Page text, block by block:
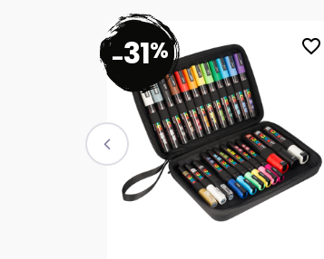
favorite_border
-31%